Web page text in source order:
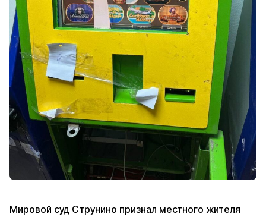
Мировой суд Струнино признал местного жителя